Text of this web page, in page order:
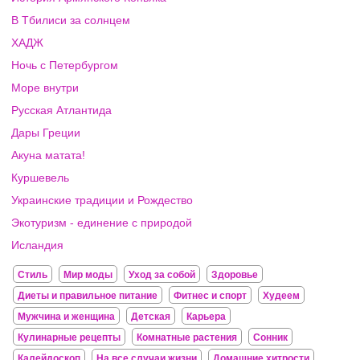
В Тбилиси за солнцем
ХАДЖ
Ночь с Петербургом
Море внутри
Русская Атлантида
Дары Греции
Акуна матата!
Куршевель
Украинские традиции и Рождество
Экотуризм - единение с природой
Исландия
Стиль Мир моды Уход за собой
Здоровье
Диеты и правильное питание
Фитнес и спорт
Худеем
Мужчина и женщина
Детская
Карьера
Кулинарные рецепты
Комнатные растения
Сонник